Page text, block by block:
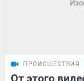
ПРОИСШЕСТВИЯ